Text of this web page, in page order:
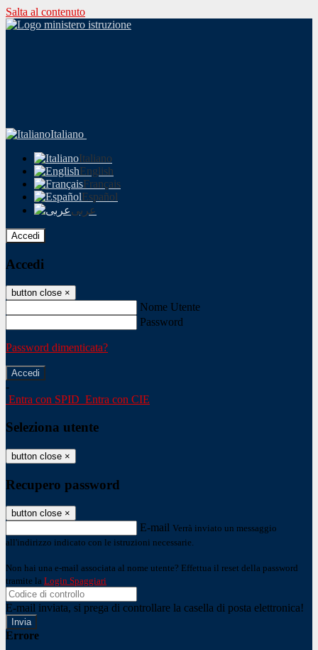
Salta al contenuto
Italiano
Italiano
English
Français
Español
عربى
Accedi
Accedi
button close ×
Nome Utente
Password
Password dimenticata?
-
Entra con SPID Entra con CIE
Seleziona utente
button close ×
Recupero password
button close ×
E-mail Verrà inviato un messaggio
all'indirizzo indicato con le istruzioni necessarie.
Non hai una e-mail associata al nome utente? Effettua il reset della password
tramite la Login Spaggiari
E-mail inviata, si prega di controllare la casella di posta elettronica!
Errore